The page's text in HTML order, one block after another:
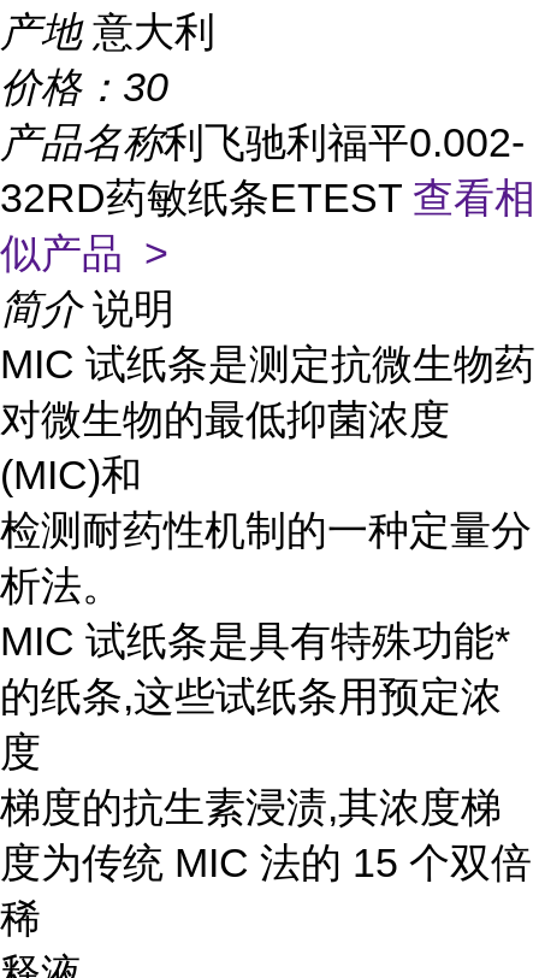
产地 意大利
价格： 30
产品名称利飞驰利福平0.002-
32RD药敏纸条ETEST 查看相
似产品 >
简介 说明
MIC 试纸条是测定抗微生物药
对微生物的最低抑菌浓度
(MIC)和
检测耐药性机制的一种定量分
析法。
MIC 试纸条是具有特殊功能*
的纸条,这些试纸条用预定浓
度
梯度的抗生素浸渍,其浓度梯
度为传统 MIC 法的 15 个双倍
稀